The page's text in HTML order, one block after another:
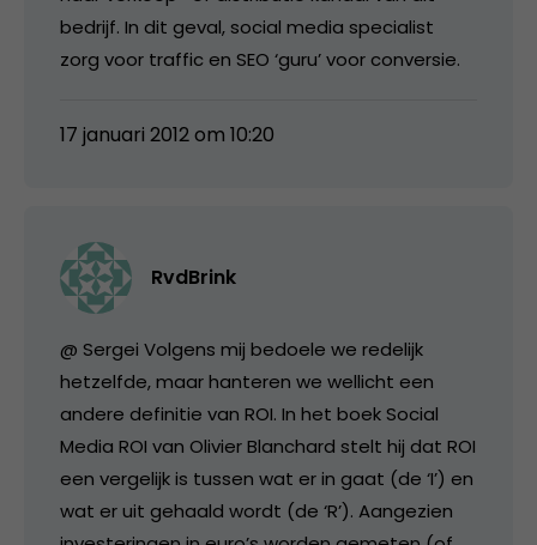
bedrijf. In dit geval, social media specialist
zorg voor traffic en SEO ‘guru’ voor conversie.
17 januari 2012 om 10:20
RvdBrink
@ Sergei Volgens mij bedoele we redelijk
hetzelfde, maar hanteren we wellicht een
andere definitie van ROI. In het boek Social
Media ROI van Olivier Blanchard stelt hij dat ROI
een vergelijk is tussen wat er in gaat (de ‘I’) en
wat er uit gehaald wordt (de ‘R’). Aangezien